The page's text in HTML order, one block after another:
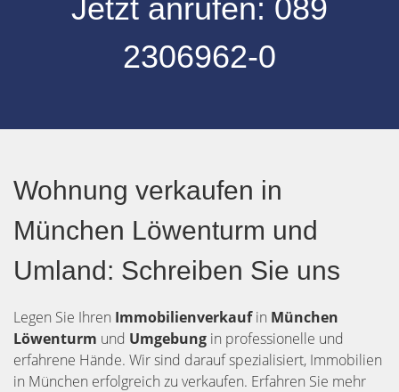
Jetzt anrufen: 089
2306962-0
Wohnung verkaufen in
München Löwenturm und
Umland: Schreiben Sie uns
Legen Sie Ihren Immobilienverkaufin München
Löwenturm und Umgebung in professionelle und
erfahrene Hände. Wir sind darauf spezialisiert, Immobilien
in München erfolgreich zu verkaufen. Erfahren Sie mehr